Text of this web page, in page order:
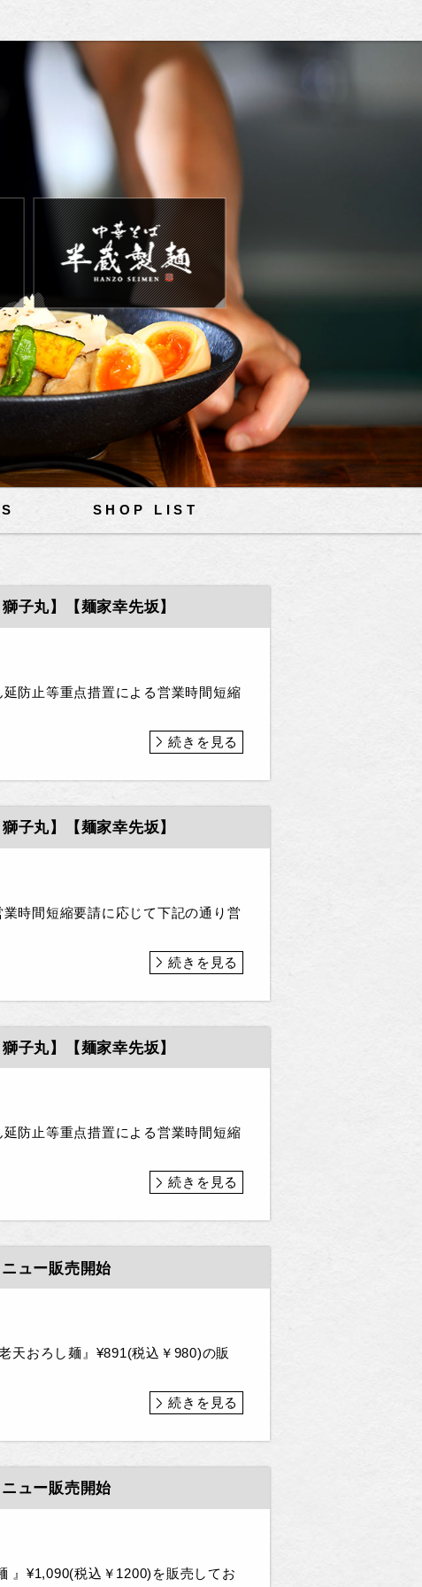
SHOP LIST
子丸】【麺家幸先坂】
防止等重点措置による営業時間短縮
続きを見る
子丸】【麺家幸先坂】
時間短縮要請に応じて下記の通り営
続きを見る
子丸】【麺家幸先坂】
防止等重点措置による営業時間短縮
続きを見る
ュー販売開始
天おろし麺』¥891(税込￥980)の販
続きを見る
ュー販売開始
』¥1,090(税込￥1200)を販売してお